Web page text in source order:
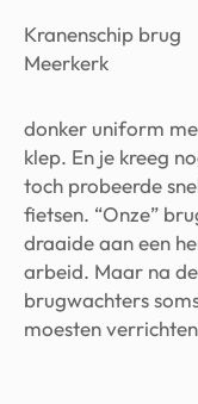
Kranenschip brug
Meerkerk
donker uniform
klep. En je kreeg
toch probeerde
fietsen. “Onze”
draaide aan een
arbeid. Maar na
brugwachters
moesten